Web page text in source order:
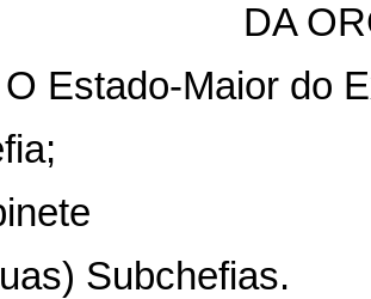
DA
O Estado-Maior do
Subchefias.